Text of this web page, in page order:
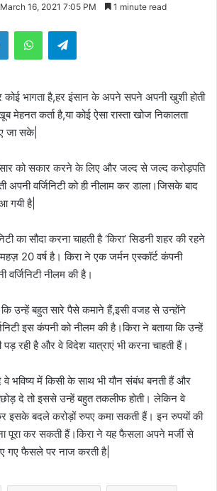
March 16, 2021 7:05 PM 1 minute read
कोई भागता है,हर इंसान के अपने सपने अपनी खुशी होती
मेहनत कर्ता है,या कोई ऐसा रास्ता खोज निकालता
जा सके|
को सकार करने के लिए और जल्द से जल्द करोड़पति
वर्जिनिटी को ही नीलाम कर डाला।जिसके बाद
गयी है|
का सौदा करना चाहती है ‘किरा’ सिडनी शहर की रहने
20 वर्ष है। किरा ने एक जर्मन एस्कॉर्ट कंपनी
वर्जिनिटी नीलम की है।
कि उन्हें बहुत सारे पैसे कमाने हैं,इसी वजह से उन्होंने
इस कंपनी को नीलम की है।किरा ने बताया कि उन्हें
रही है और वे विदेश यात्राएं भी करना चाहती हैं।
वे भविष्य में किसी के साथ भी यौन संबंध बनती हैं और
दे तो इससे उन्हें बहुत तकलीफ होती। लेकिन वे
इसके बदले करोड़ों रुपए कमा सकती हैं। इन रुपयों की
पूरा कर सकती हैं।किरा ने यह फैसला अपने मर्जी से
गए फैसले पर नाज करती है|